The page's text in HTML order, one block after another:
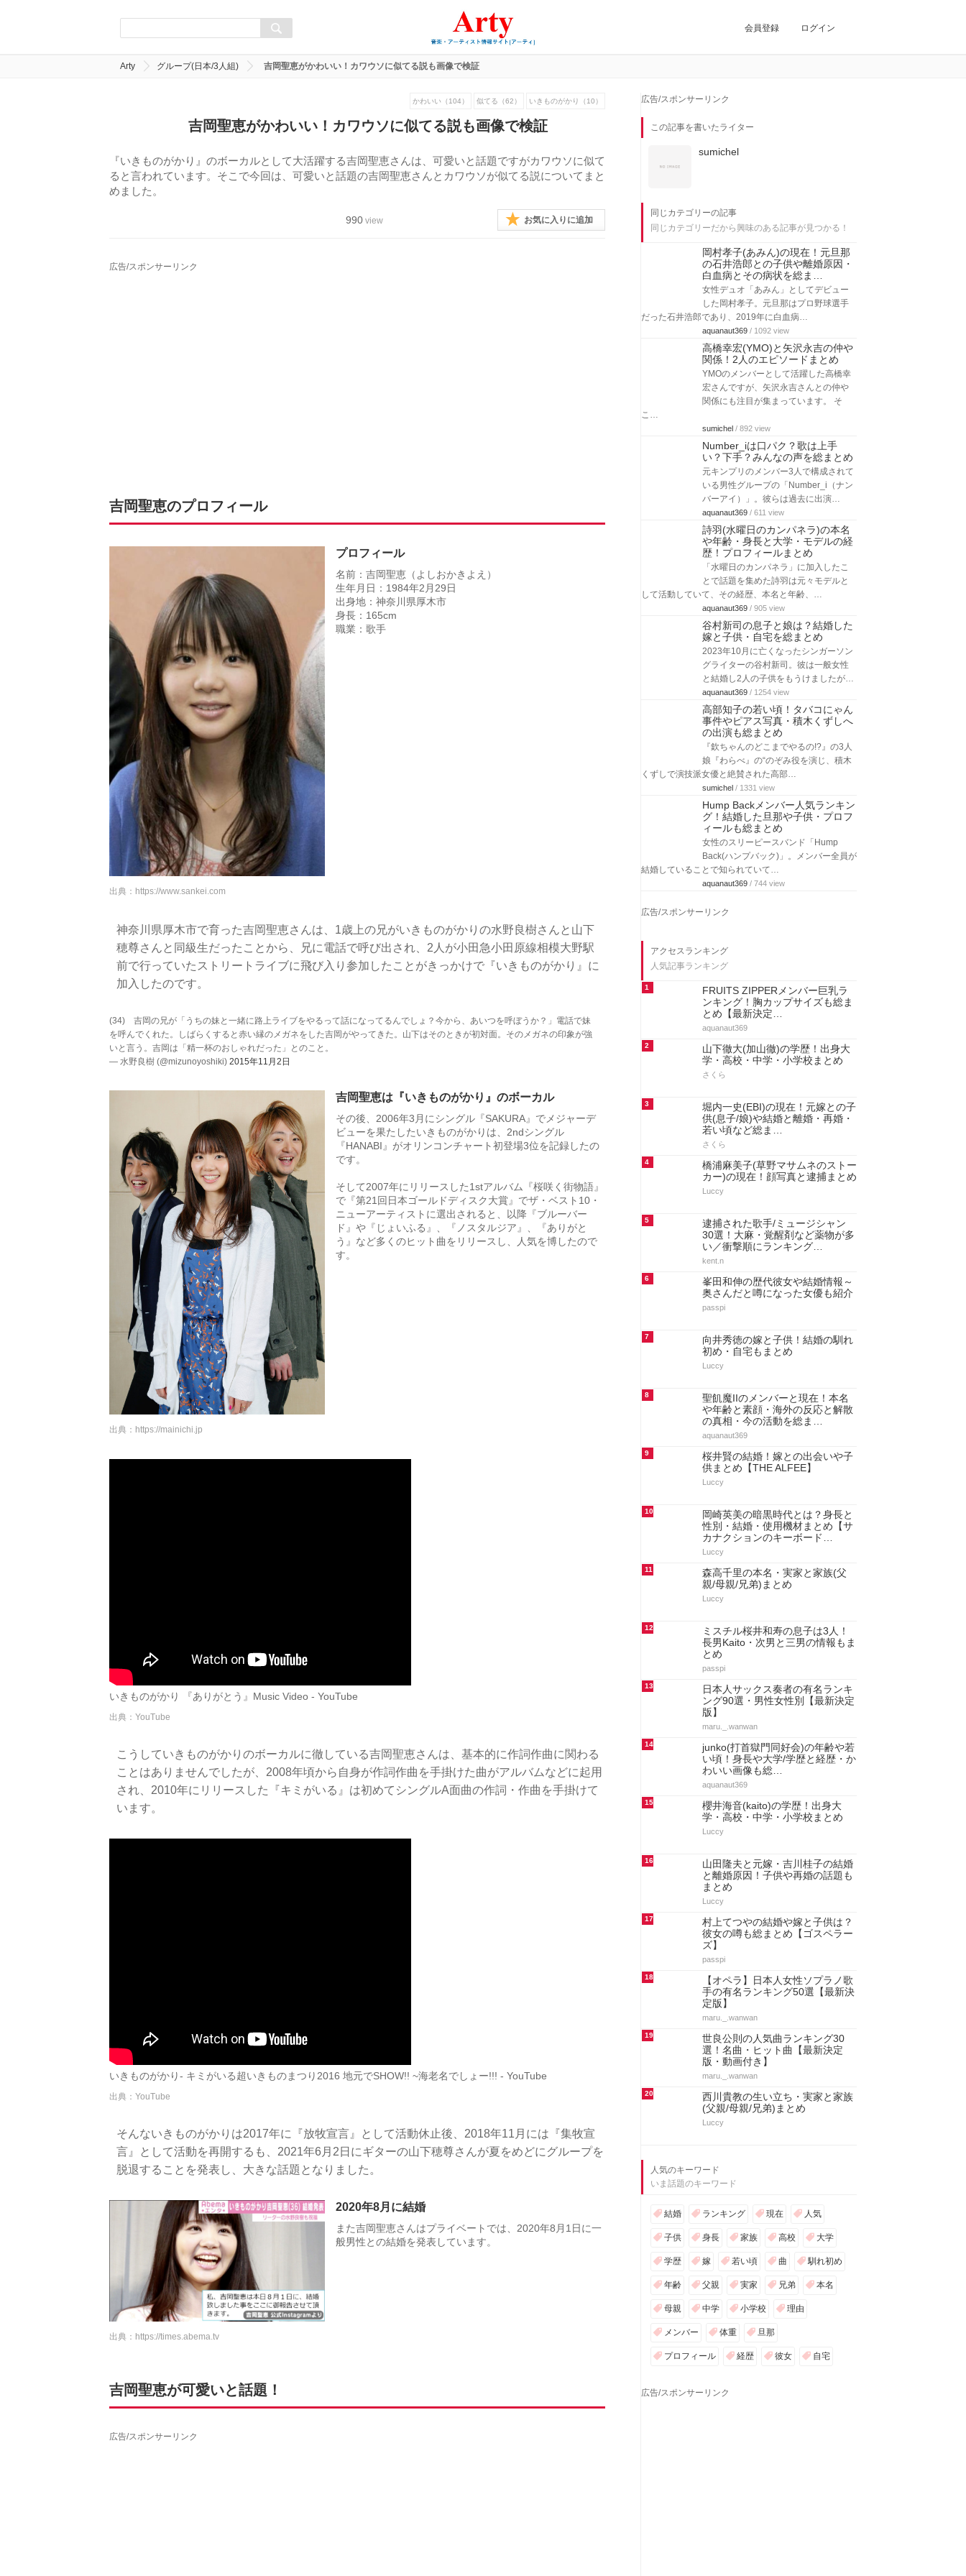
会員登録 ログイン
Arty グループ(日本/3人組) 吉岡聖恵がかわいい！カワウソに似てる説も画像で検証
かわいい（104） 似てる（62） いきものがかり（10）
吉岡聖恵がかわいい！カワウソに似てる説も画像で検証
『いきものがかり』のボーカルとして大活躍する吉岡聖恵さんは、可愛いと話題ですがカワウソに似て
ると言われています。そこで今回は、可愛いと話題の吉岡聖恵さんとカワウソが似てる説についてまと
めました。
990 view お気に入りに追加
広告/スポンサーリンク
吉岡聖恵のプロフィール
プロフィール
名前：吉岡聖恵（よしおかきよえ）
生年月日：1984年2月29日
出身地：神奈川県厚木市
身長：165cm
職業：歌手
出典： https://www.sankei.com
神奈川県厚木市で育った吉岡聖恵さんは、1歳上の兄がいきものがかりの水野良樹さんと山下
穂尊さんと同級生だったことから、兄に電話で呼び出され、2人が小田急小田原線相模大野駅
前で行っていたストリートライブに飛び入り参加したことがきっかけで『いきものがかり』に
加入したのです。
(34) 吉岡の兄が「うちの妹と一緒に路上ライブをやるって話になってるんでしょ？今から、あいつを呼ぼうか？」電話で妹
を呼んでくれた。しばらくすると赤い縁のメガネをした吉岡がやってきた。山下はそのときが初対面。そのメガネの印象が強
いと言う。吉岡は「精一杯のおしゃれだった」とのこと。
— 水野良樹 (@mizunoyoshiki) 2015年11月2日
吉岡聖恵は『いきものがかり』のボーカル
その後、2006年3月にシングル『SAKURA』でメジャーデ
ビューを果たしたいきものがかりは、2ndシングル
『HANABI』がオリンコンチャート初登場3位を記録したの
です。
そして2007年にリリースした1stアルバム『桜咲く街物語』
で『第21回日本ゴールドディスク大賞』でザ・ベスト10・
ニューアーティストに選出されると、以降『ブルーバー
ド』や『じょいふる』、『ノスタルジア』、『ありがと
う』など多くのヒット曲をリリースし、人気を博したので
す。
出典： https://mainichi.jp
いきものがかり 『ありがとう』Music Video - YouTube
出典：YouTube
こうしていきものがかりのボーカルに徹している吉岡聖恵さんは、基本的に作詞作曲に関わる
ことはありませんでしたが、2008年頃から自身が作詞作曲を手掛けた曲がアルバムなどに起用
され、2010年にリリースした『キミがいる』は初めてシングルA面曲の作詞・作曲を手掛けて
います。
いきものがかり- キミがいる超いきものまつり2016 地元でSHOW!! ~海老名でしょー!!! - YouTube
出典：YouTube
そんないきものがかりは2017年に『放牧宣言』として活動休止後、2018年11月には『集牧宣
言』として活動を再開するも、2021年6月2日にギターの山下穂尊さんが夏をめどにグループを
脱退することを発表し、大きな話題となりました。
2020年8月に結婚
また吉岡聖恵さんはプライベートでは、2020年8月1日に一
般男性との結婚を発表しています。
出典： https://times.abema.tv
吉岡聖恵が可愛いと話題！
広告/スポンサーリンク
広告/スポンサーリンク
この記事を書いたライター
sumichel
同じカテゴリーの記事
同じカテゴリーだから興味のある記事が見つかる！
岡村孝子(あみん)の現在！元旦那
の石井浩郎との子供や離婚原因・
白血病とその病状を総ま…
女性デュオ「あみん」としてデビュー
した岡村孝子。元旦那はプロ野球選手
だった石井浩郎であり、2019年に白血病…
aquanaut369 / 1092 view
高橋幸宏(YMO)と矢沢永吉の仲や
関係！2人のエピソードまとめ
YMOのメンバーとして活躍した高橋幸
宏さんですが、矢沢永吉さんとの仲や
関係にも注目が集まっています。 そ
こ…
sumichel / 892 view
Number_iは口パク？歌は上手
い？下手？みんなの声を総まとめ
元キンプリのメンバー3人で構成されて
いる男性グループの「Number_i（ナン
バーアイ）」。彼らは過去に出演…
aquanaut369 / 611 view
詩羽(水曜日のカンパネラ)の本名
や年齢・身長と大学・モデルの経
歴！プロフィールまとめ
「水曜日のカンパネラ」に加入したこ
とで話題を集めた詩羽は元々モデルと
して活動していて、その経歴、本名と年齢、…
aquanaut369 / 905 view
谷村新司の息子と娘は？結婚した
嫁と子供・自宅を総まとめ
2023年10月に亡くなったシンガーソン
グライターの谷村新司。彼は一般女性
と結婚し2人の子供をもうけましたが…
aquanaut369 / 1254 view
高部知子の若い頃！タバコにゃん
事件やピアス写真・積木くずしへ
の出演も総まとめ
『欽ちゃんのどこまでやるの!?』の3人
娘『わらべ』の“のぞみ役を演じ、積木
くずしで演技派女優と絶賛された高部…
sumichel / 1331 view
Hump Backメンバー人気ランキン
グ！結婚した旦那や子供・プロフ
ィールも総まとめ
女性のスリーピースバンド「Hump
Back(ハンプバック)」。メンバー全員が
結婚していることで知られていて…
aquanaut369 / 744 view
広告/スポンサーリンク
アクセスランキング
人気記事ランキング
1
FRUITS ZIPPERメンバー巨乳ラ
ンキング！胸カップサイズも総ま
とめ【最新決定…
aquanaut369
2
山下徹大(加山徹)の学歴！出身大
学・高校・中学・小学校まとめ
さくら
3
堀内一史(EBI)の現在！元嫁との子
供(息子/娘)や結婚と離婚・再婚・
若い頃など総ま…
さくら
4
橋浦麻美子(草野マサムネのストー
カー)の現在！顔写真と逮捕まとめ
Luccy
5
逮捕された歌手/ミュージシャン
30選！大麻・覚醒剤など薬物が多
い／衝撃順にランキング…
kent.n
6
峯田和伸の歴代彼女や結婚情報～
奥さんだと噂になった女優も紹介
passpi
7
向井秀徳の嫁と子供！結婚の馴れ
初め・自宅もまとめ
Luccy
8
聖飢魔IIのメンバーと現在！本名
や年齢と素顔・海外の反応と解散
の真相・今の活動を総ま…
aquanaut369
9
桜井賢の結婚！嫁との出会いや子
供まとめ【THE ALFEE】
Luccy
10
岡崎英美の暗黒時代とは？身長と
性別・結婚・使用機材まとめ【サ
カナクションのキーボード…
Luccy
11
森高千里の本名・実家と家族(父
親/母親/兄弟)まとめ
Luccy
12
ミスチル桜井和寿の息子は3人！
長男Kaito・次男と三男の情報もま
とめ
passpi
13
日本人サックス奏者の有名ランキ
ング90選・男性女性別【最新決定
版】
maru._.wanwan
14
junko(打首獄門同好会)の年齢や若
い頃！身長や大学/学歴と経歴・か
わいい画像も総…
aquanaut369
15
櫻井海音(kaito)の学歴！出身大
学・高校・中学・小学校まとめ
Luccy
16
山田隆夫と元嫁・吉川桂子の結婚
と離婚原因！子供や再婚の話題も
まとめ
Luccy
17
村上てつやの結婚や嫁と子供は？
彼女の噂も総まとめ【ゴスペラー
ズ】
passpi
18
【オペラ】日本人女性ソプラノ歌
手の有名ランキング50選【最新決
定版】
maru._.wanwan
19
世良公則の人気曲ランキング30
選！名曲・ヒット曲【最新決定
版・動画付き】
maru._.wanwan
20
西川貴教の生い立ち・実家と家族
(父親/母親/兄弟)まとめ
Luccy
人気のキーワード
いま話題のキーワード
結婚 ランキング 現在 人気
子供 身長 家族 高校 大学
学歴 嫁 若い頃 曲 馴れ初め
年齢 父親 実家 兄弟 本名
母親 中学 小学校 理由
メンバー 体重 旦那
プロフィール 経歴 彼女 自宅
広告/スポンサーリンク